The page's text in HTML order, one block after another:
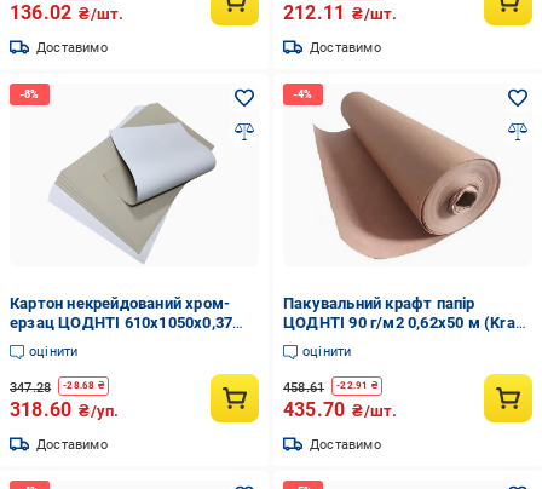
136.02 ₴/шт.
Доставимо
212.11 ₴/шт.
Доставимо
Картон некрейдований хром-
ерзац ЦОДНТІ 610x1050x0,37
мм 270 г/м2 10 аркушів
(KMM/HE-610/1050-10-4)
оцінити
347.28 -28.68 ₴
318.60 ₴/уп.
Доставимо
Пакувальний крафт папір
ЦОДНТІ 90 г/м2 0,62x50 м (Kraft
062/50 90 5)
оцінити
458.61 -22.91 ₴
435.70 ₴/шт.
Доставимо